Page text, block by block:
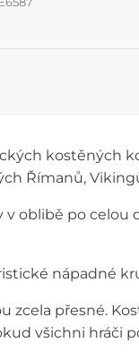
kostěných
Římanů,
v oblibě po celou
nápadné
zcela přesné.
všichni hráči